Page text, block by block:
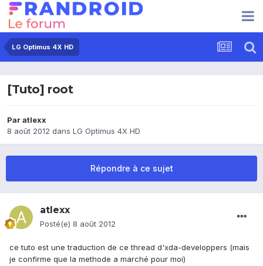
LG Optimus 4X HD
[Tuto] root
Paratlexx
8 août 2012 dans LG Optimus 4X HD
Répondre à ce sujet
atlexx
Posté(e) 8 août 2012
ce tuto est une traduction de ce thread d'xda-developpers (mais
je confirme que la methode a marché pour moi)